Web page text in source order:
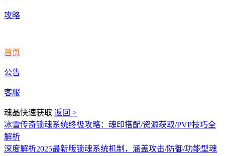
攻略
首页
公告
客服
魂晶快速获取 返回 >
冰雪传奇锁魂系统终极攻略：魂印搭配/资源获取/PVP技巧全
解析
深度解析2025最新版锁魂系统机制，涵盖攻击/防御/功能型魂